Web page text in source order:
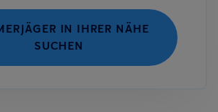
IN IHRER NÄHE
SUCHEN